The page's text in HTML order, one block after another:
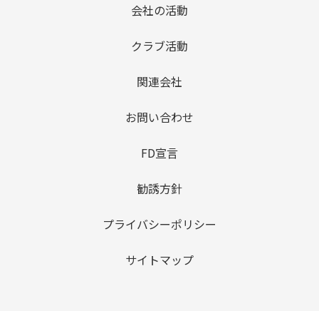
会社の活動
クラブ活動
関連会社
お問い合わせ
FD宣言
勧誘方針
プライバシーポリシー
サイトマップ